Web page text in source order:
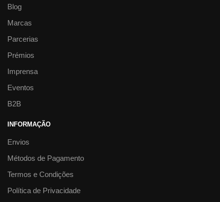
Blog
Marcas
Parcerias
Prémios
Imprensa
Eventos
B2B
INFORMAÇÃO
Envios
Métodos de Pagamento
Termos e Condições
Política de Privacidade